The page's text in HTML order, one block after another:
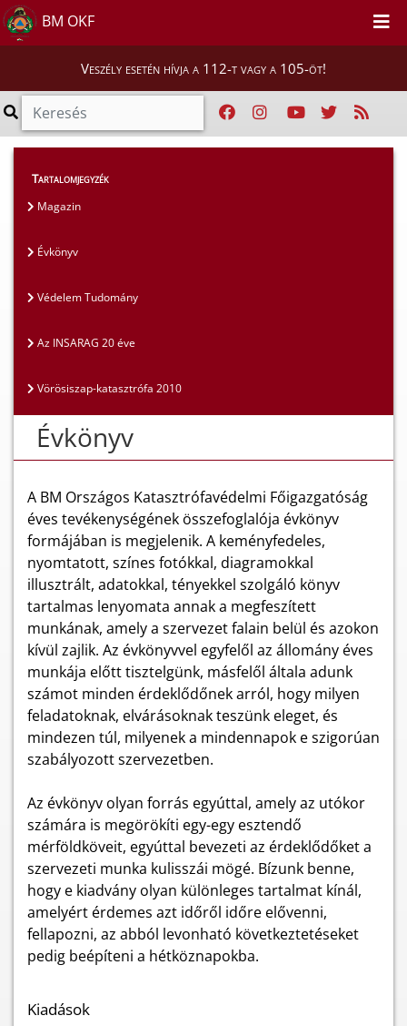
BM OKF
Veszély esetén hívja a 112-t vagy a 105-öt!
Magunkról
Tartalomjegyzék
Magazin
Évkönyv
Védelem Tudomány
Az INSARAG 20 éve
Vörösiszap-katasztrófa 2010
Évkönyv
A BM Országos Katasztrófavédelmi Főigazgatóság
éves tevékenységének összefoglalója évkönyv
formájában is megjelenik. A keményfedeles,
nyomtatott, színes fotókkal, diagramokkal
illusztrált, adatokkal, tényekkel szolgáló könyv
tartalmas lenyomata annak a megfeszített
munkának, amely a szervezet falain belül és azokon
kívül zajlik. Az évkönyvvel egyfelől az állomány éves
munkája előtt tisztelgünk, másfelől általa adunk
számot minden érdeklődőnek arról, hogy milyen
feladatoknak, elvárásoknak teszünk eleget, és
mindezen túl, milyenek a mindennapok e szigorúan
szabályozott szervezetben.
Az évkönyv olyan forrás egyúttal, amely az utókor
számára is megörökíti egy-egy esztendő
mérföldköveit, egyúttal bevezeti az érdeklődőket a
szervezeti munka kulisszái mögé. Bízunk benne,
hogy e kiadvány olyan különleges tartalmat kínál,
amelyért érdemes azt időről időre elővenni,
fellapozni, az abból levonható következtetéseket
pedig beépíteni a hétköznapokba.
Kiadások